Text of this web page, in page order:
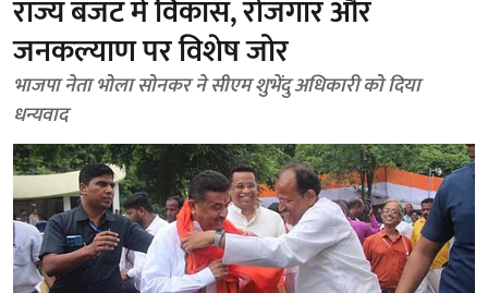
राज्य बजट में विकास, रोजगार और
जनकल्याण पर विशेष जोर
भाजपा नेता भोला सोनकर ने सीएम शुभेंदु अधिकारी को दिया
धन्यवाद